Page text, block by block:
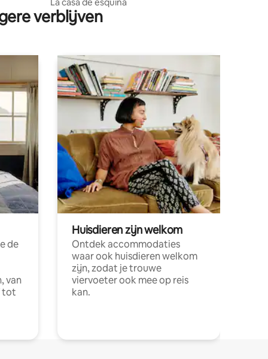
verblijven
de
van
tot
Huisdieren zijn welkom
Ontdek accommodaties
waar ook huisdieren welkom
zijn, zodat je trouwe
viervoeter ook mee op reis
kan.